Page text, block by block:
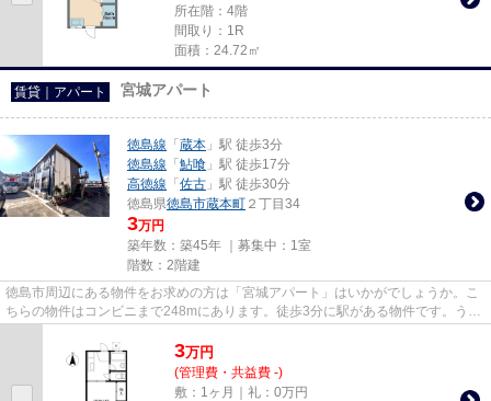
所在階：4階
間取り：1R
面積：24.72㎡
賃貸｜アパート 宮城アパート
徳島線 「 蔵本 」駅 徒歩3分
徳島線 「 鮎喰 」駅 徒歩17分
高徳線 「 佐古 」駅 徒歩30分
徳島県徳島市蔵本町 ２丁目34
3万円
築年数：築45年 ｜募集中： 1室
階数：2階建
徳島市周辺にある物件をお求めの方は「宮城アパート」はいかがでしょうか。こ
ちらの物件はコンビニまで248mにあります。徒歩3分に駅がある物件です。うっ
3万円
(管理費・共益費 -)
敷：1ヶ月｜礼：0万円